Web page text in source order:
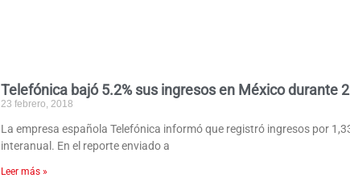
Telefónica bajó 5.2% sus ingresos en México durante
23 febrero, 2018
La empresa española Telefónica informó que registró ingresos por
interanual. En el reporte enviado a
Leer más »